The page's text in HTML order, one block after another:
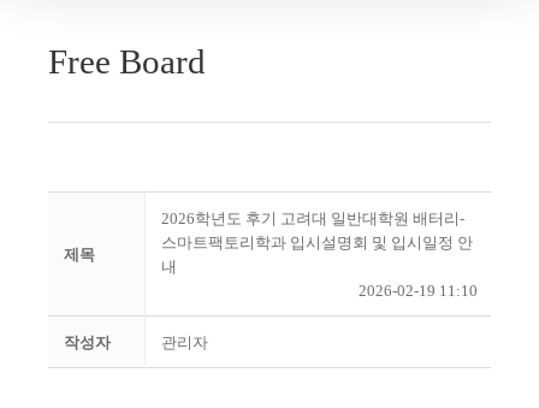
Free Board
제목
2026학년도 후기 고려대 일반대학원 배터리-
스마트팩토리학과 입시설명회 및 입시일정 안
내
2026-02-19 11:10
작성자 관리자